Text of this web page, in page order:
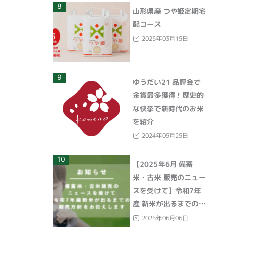
8
山形県産 つや姫定期宅
配コース
2025年03月15日
9
ゆうだい21 品評会で
金賞最多獲得！歴史的
な快挙で新時代のお米
を紹介
2024年05月25日
10
【2025年6月 備蓄
米・古米 販売のニュー
スを受けて】令和7年
産 新米が出るまでの販
売方針をお伝えします
2025年06月06日